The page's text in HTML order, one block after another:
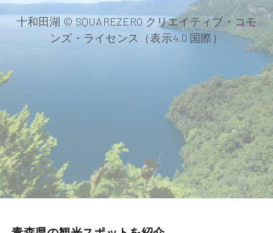
十和田湖 © SQUAREZERO クリエイティブ・コモ
ンズ・ライセンス（表示4.0 国際）